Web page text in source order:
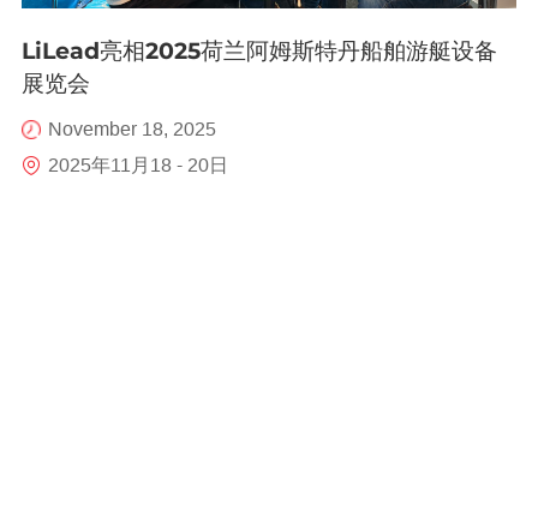
LiLead亮相2025荷兰阿姆斯特丹船舶游艇设备
展览会
November 18, 2025
2025年11月18 - 20日